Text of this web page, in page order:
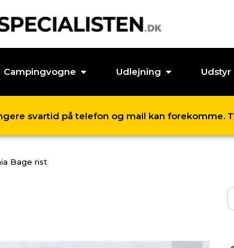
Campingvogne Udlejning Udstyr
svartid på telefon og mail kan forekomme.
Bage rist